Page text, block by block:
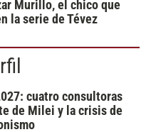
Murillo, el chico que
la serie de Tévez
cuatro consultoras
de Milei y la crisis de